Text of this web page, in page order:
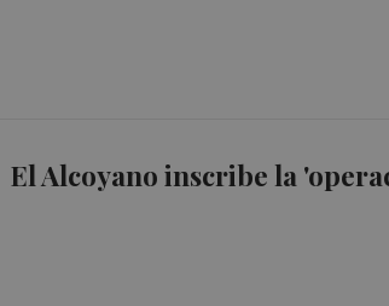
El Alcoyano inscribe la